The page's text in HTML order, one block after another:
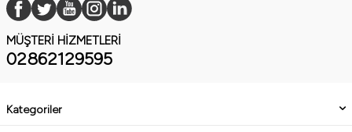
MÜŞTERI HIZMETLERI
02862129595
Kategoriler